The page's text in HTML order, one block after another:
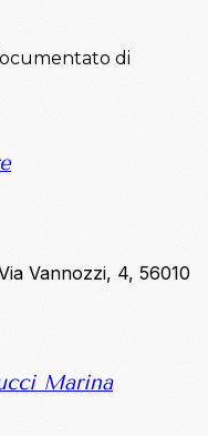
di
Vannozzi, 4, 56010
Marina